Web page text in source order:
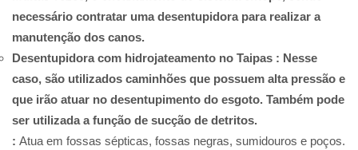
necessário contratar uma desentupidora para realizar a
manutenção dos canos.
Desentupidora com hidrojateamento no Taipas : Nesse
caso, são utilizados caminhões que possuem alta pressão e
que irão atuar no desentupimento do esgoto. Também pode
ser utilizada a função de sucção de detritos.
: Atua em fossas sépticas, fossas negras, sumidouros e poços.